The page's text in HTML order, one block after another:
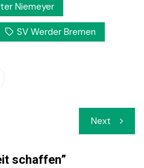
Niemeyer
SV Werder Bremen
Next
schaffen”